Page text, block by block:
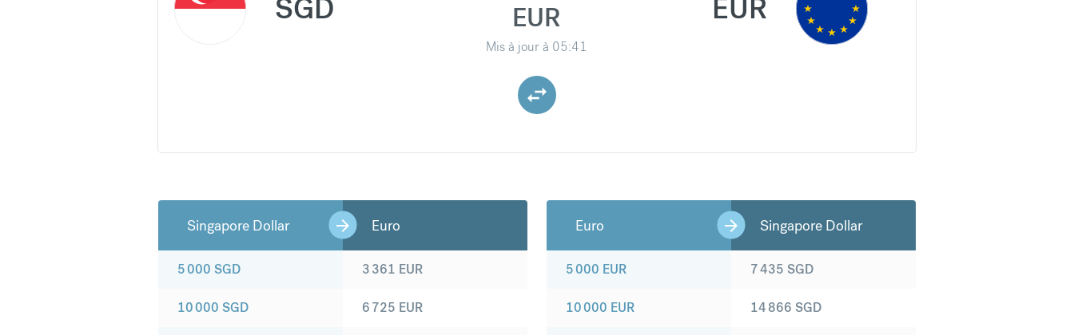
SGD
EUR
Mis à jour à 05:41
EUR
Singapore Dollar Euro
5 000 SGD
10 000 SGD
3 361 EUR
6 725 EUR
Euro Singapore Dollar
5 000 EUR
10 000 EUR
7 435 SGD
14 866 SGD